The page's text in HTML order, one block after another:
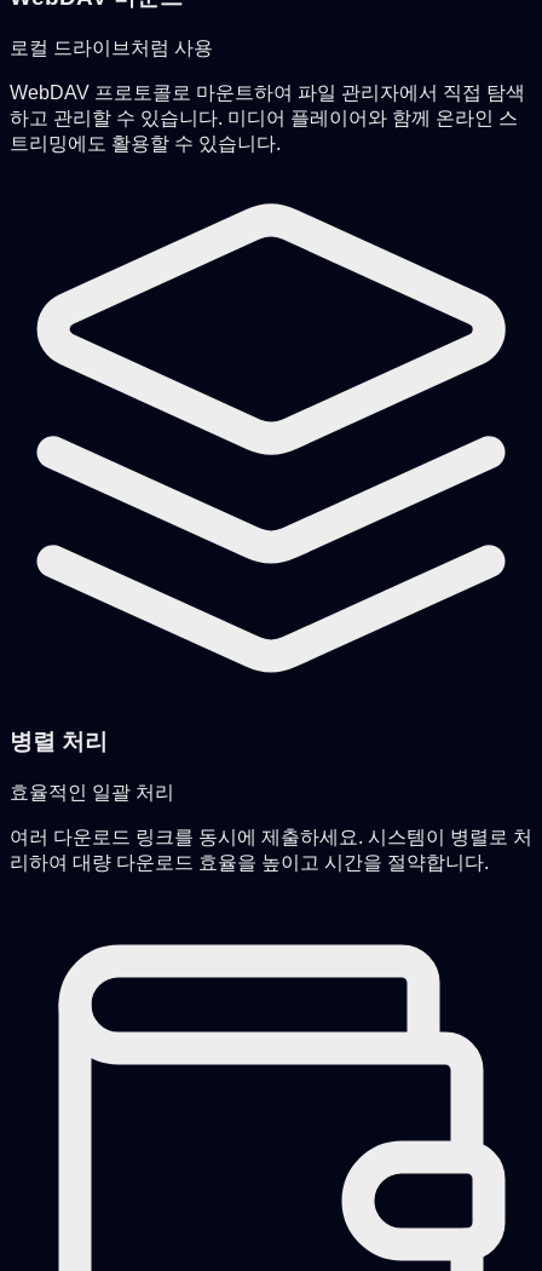
로컬 드라이브처럼 사용
WebDAV 프로토콜로 마운트하여 파일 관리자에서 직접 탐색
하고 관리할 수 있습니다. 미디어 플레이어와 함께 온라인 스
트리밍에도 활용할 수 있습니다.
병렬 처리
효율적인 일괄 처리
여러 다운로드 링크를 동시에 제출하세요. 시스템이 병렬로 처
리하여 대량 다운로드 효율을 높이고 시간을 절약합니다.